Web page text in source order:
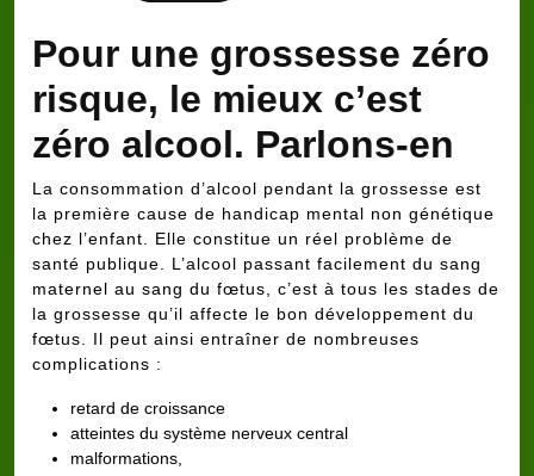
Pour une grossesse zéro
risque, le mieux c’est
zéro alcool. Parlons-en
La consommation d’alcool pendant la grossesse est
la première cause de handicap mental non génétique
chez l’enfant. Elle constitue un réel problème de
santé publique. L’alcool passant facilement du sang
maternel au sang du fœtus, c’est à tous les stades de
la grossesse qu’il affecte le bon développement du
fœtus. Il peut ainsi entraîner de nombreuses
complications :
retard de croissance
atteintes du système nerveux central
malformations,